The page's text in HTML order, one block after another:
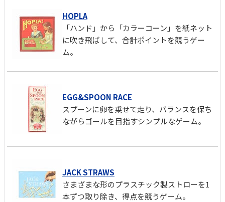
HOPLA
「ハンド」から「カラーコーン」を紙ネット
に吹き飛ばして、合計ポイントを競うゲー
ム。
EGG&SPOON RACE
スプーンに卵を乗せて走り、バランスを保ち
ながらゴールを目指すシンプルなゲーム。
JACK STRAWS
さまざまな形のプラスチック製ストローを1
本ずつ取り除き、得点を競うゲーム。